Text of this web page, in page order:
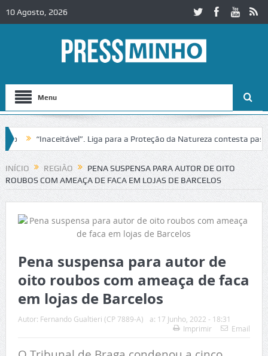
10 Agosto, 2026
Menu
“Inaceitável”. Liga para a Proteção da Natureza contesta
Igreja do Castelo de Cerveira assegura financiamento para
INÍCIO REGIÃO
PENA SUSPENSA PARA AUTOR DE OITO
ROUBOS COM AMEAÇA DE FACA EM LOJAS DE BARCELOS
Pena suspensa para autor de
oito roubos com ameaça de faca
em lojas de Barcelos
Autor: Fernando Gualtieri (CP 7889-A) a: 17 Junho, 2022 - 18:31
Imprimir
Email